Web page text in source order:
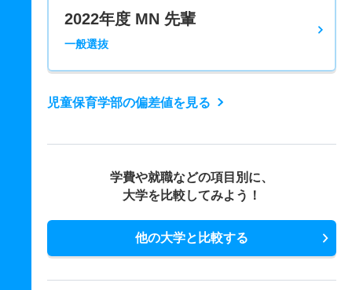
2022年度 MN 先輩
一般選抜
児童保育学部の偏差値を見る
学費や就職などの項目別に、
大学を比較してみよう！
他の大学と比較する